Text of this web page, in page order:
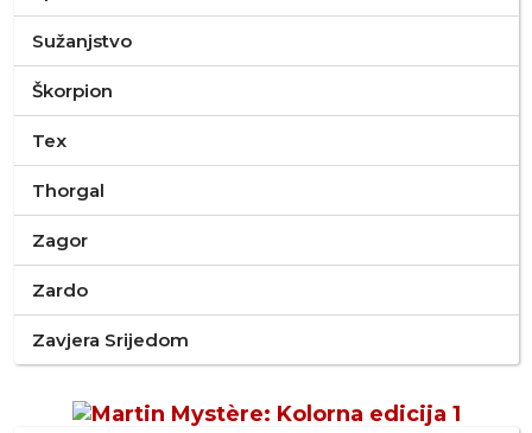
Sužanjstvo
Škorpion
Tex
Thorgal
Zagor
Zardo
Zavjera Srijedom